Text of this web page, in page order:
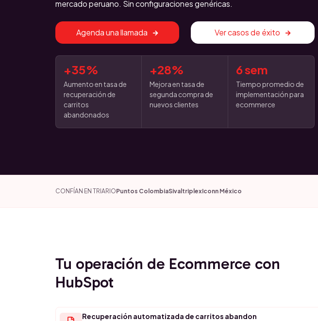
mercado peruano. Sin configuraciones genéricas.
Agenda una llamada Ver casos de éxito
+35%
Aumento en tasa de
recuperación de
carritos
abandonados
+28%
Mejora en tasa de
segunda compra de
nuevos clientes
6 sem
Tiempo promedio de
implementación para
ecommerce
CONFÍAN EN TRIARIOPuntos ColombiaSivaltriplexIconn México
Tu operación de Ecommerce con
HubSpot
Recuperación automatizada de carritos abandon